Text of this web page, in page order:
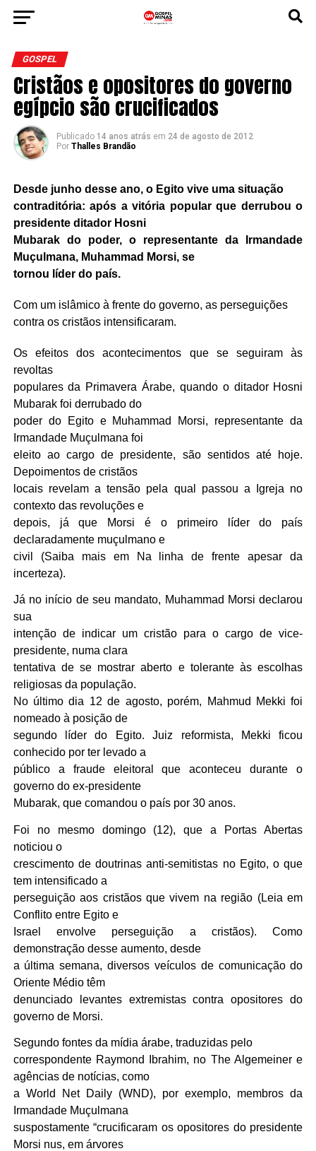
GOSPEL
Cristãos e opositores do governo
egípcio são crucificados
Publicado 14 anos atrás em 24 de agosto de 2012
Por Thalles Brandão
Desde junho desse ano, o Egito vive uma situação
contraditória: após a vitória popular que derrubou o
presidente ditador Hosni
Mubarak do poder, o representante da Irmandade
Muçulmana, Muhammad Morsi, se
tornou líder do país.
Com um islâmico à frente do governo, as perseguições
contra os cristãos intensificaram.
Os efeitos dos acontecimentos que se seguiram às
revoltas
populares da Primavera Árabe, quando o ditador Hosni
Mubarak foi derrubado do
poder do Egito e Muhammad Morsi, representante da
Irmandade Muçulmana foi
eleito ao cargo de presidente, são sentidos até hoje.
Depoimentos de cristãos
locais revelam a tensão pela qual passou a Igreja no
contexto das revoluções e
depois, já que Morsi é o primeiro líder do país
declaradamente muçulmano e
civil (Saiba mais em Na linha de frente apesar da
incerteza).
Já no início de seu mandato, Muhammad Morsi declarou
sua
intenção de indicar um cristão para o cargo de vice-
presidente, numa clara
tentativa de se mostrar aberto e tolerante às escolhas
religiosas da população.
No último dia 12 de agosto, porém, Mahmud Mekki foi
nomeado à posição de
segundo líder do Egito. Juiz reformista, Mekki ficou
conhecido por ter levado a
público a fraude eleitoral que aconteceu durante o
governo do ex-presidente
Mubarak, que comandou o país por 30 anos.
Foi no mesmo domingo (12), que a Portas Abertas
noticiou o
crescimento de doutrinas anti-semitistas no Egito, o que
tem intensificado a
perseguição aos cristãos que vivem na região (Leia em
Conflito entre Egito e
Israel envolve perseguição a cristãos). Como
demonstração desse aumento, desde
a última semana, diversos veículos de comunicação do
Oriente Médio têm
denunciado levantes extremistas contra opositores do
governo de Morsi.
Segundo fontes da mídia árabe, traduzidas pelo
correspondente Raymond Ibrahim, no The Algemeiner e
agências de notícias, como
a World Net Daily (WND), por exemplo, membros da
Irmandade Muçulmana
suspostamente “crucificaram os opositores do presidente
Morsi nus, em árvores